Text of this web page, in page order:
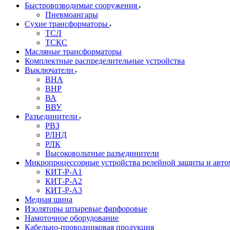
Быстровозводимые сооружения
Пневмоангары
Сухие трансформаторы
ТСЛ
ТСКС
Масляные трансформаторы
Комплектные распределительные устройства
Выключатели
ВНА
ВНР
ВА
ВВУ
Разъединители
РВЗ
РЛНД
РЛК
Высоковольтные разъединители
Микропроцессорные устройства релейной защиты и
КИТ-Р-А1
КИТ-Р-А2
КИТ-Р-А3
Медная шина
Изоляторы штыревые фарфоровые
Намоточное оборудование
Кабельно-проводниковая продукция